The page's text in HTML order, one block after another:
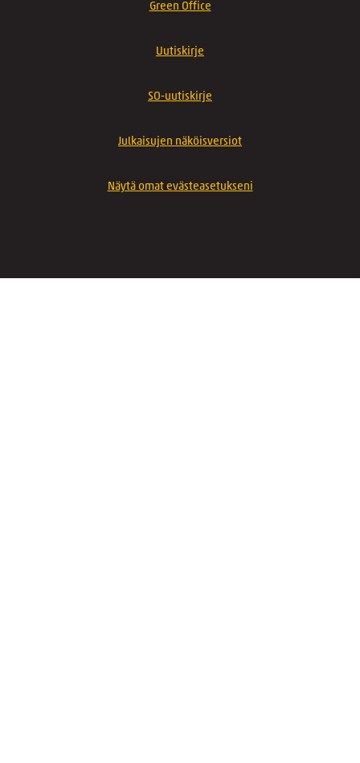
Green Office
Uutiskirje
SO-uutiskirje
Julkaisujen näköisversiot
Näytä omat evästeasetukseni